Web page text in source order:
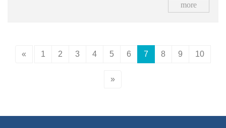
more
« 1 2 3 4 5 6 7 8 9 10
»